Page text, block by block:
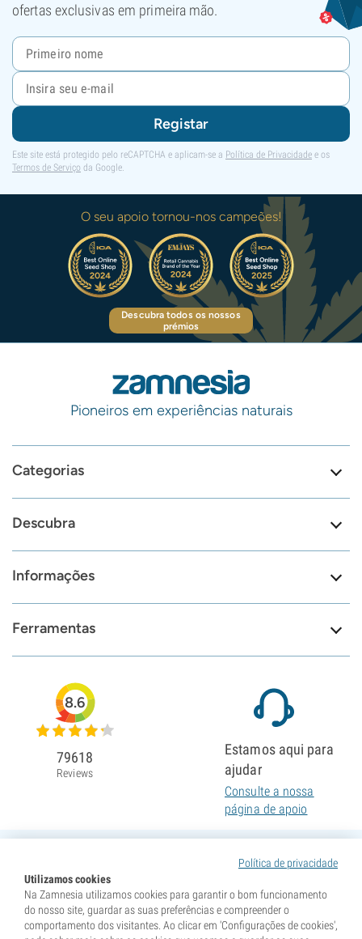
ofertas exclusivas em primeira mão.
Registar
Este site está protegido pelo reCAPTCHA e aplicam-se a Política de Privacidade e os
Termos de Serviço da Google.
O seu apoio tornou-nos campeões!
Descubra todos os nossos
prémios
Pioneiros em experiências naturais
Categorias
Descubra
Informações
Ferramentas
Política de privacidade
Utilizamos cookies
Na Zamnesia utilizamos cookies para garantir o bom funcionamento
do nosso site, guardar as suas preferências e compreender o
comportamento dos visitantes. Ao clicar em 'Configurações de cookies',
8.6
79618
Reviews
Estamos aqui para
ajudar
Consulte a nossa
página de apoio